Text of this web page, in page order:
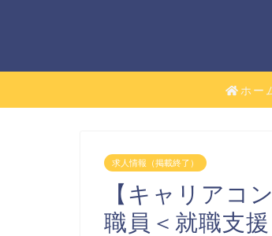
ホー
求人情報（掲載終了）
【キャリアコ
職員＜就職支援